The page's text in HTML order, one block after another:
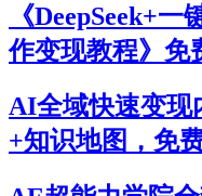
《DeepSeek+
作变现教程》免
AI全域快速变现
+知识地图，免